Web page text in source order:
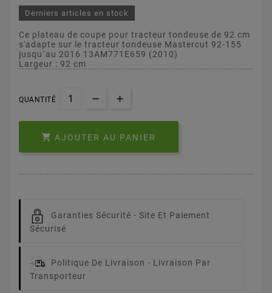
Derniers articles en stock
Ce plateau de coupe pour tracteur tondeuse de 92 cm
s'adapte sur le tracteur tondeuse Mastercut 92-155
jusqu`au 2016 13AM771E659 (2010)
Largeur : 92 cm
QUANTITÉ
 AJOUTER AU PANIER
Garanties Sécurité - Site Et Paiement
Sécurisé
Politique De Livraison - Livraison Par
Transporteur